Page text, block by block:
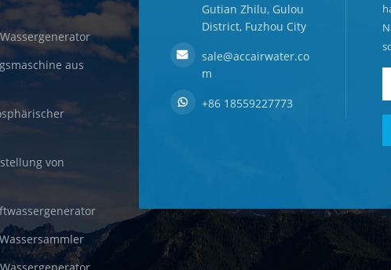
aus
von
Gutian Zhilu, Gulou
District, Fuzhou City
sale@accairwater.co
m
+86 18559227773